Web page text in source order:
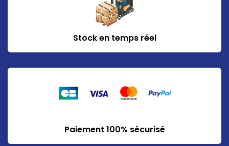
Stock en temps réel
Paiement 100% sécurisé